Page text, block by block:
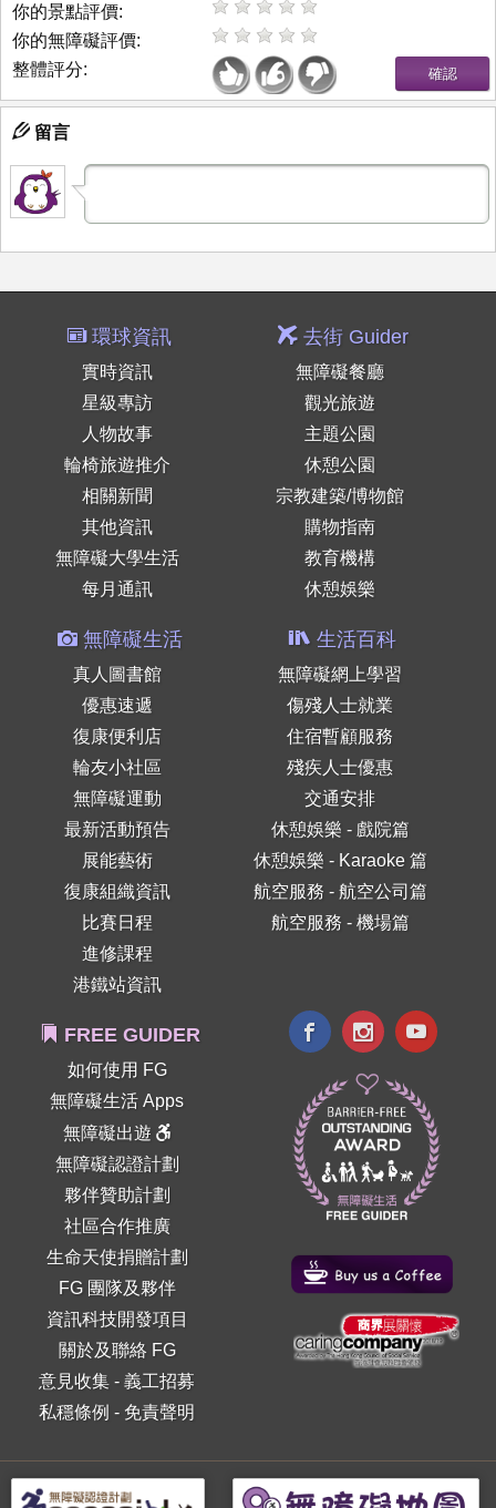
你的景點評價:
你的無障礙評價:
整體評分:
留言
環球資訊
實時資訊
星級專訪
人物故事
輪椅旅遊推介
相關新聞
其他資訊
無障礙大學生活
每月通訊
去街 Guider
無障礙餐廳
觀光旅遊
主題公園
休憩公園
宗教建築/博物館
購物指南
教育機構
休憩娛樂
無障礙生活
真人圖書館
優惠速遞
復康便利店
輪友小社區
無障礙運動
最新活動預告
展能藝術
復康組織資訊
比賽日程
進修課程
港鐵站資訊
生活百科
無障礙網上學習
傷殘人士就業
住宿暫顧服務
殘疾人士優惠
交通安排
休憩娛樂 - 戲院篇
休憩娛樂 - Karaoke 篇
航空服務 - 航空公司篇
航空服務 - 機場篇
FREE GUIDER
如何使用 FG
無障礙生活 Apps
無障礙出遊
無障礙認證計劃
夥伴贊助計劃
社區合作推廣
生命天使捐贈計劃
FG 團隊及夥伴
資訊科技開發項目
關於及聯絡 FG
意見收集 -義工招募
私穩條例 - 免責聲明